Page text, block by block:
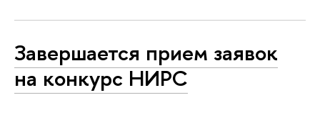
Завершается прием заявок
на конкурс НИРС